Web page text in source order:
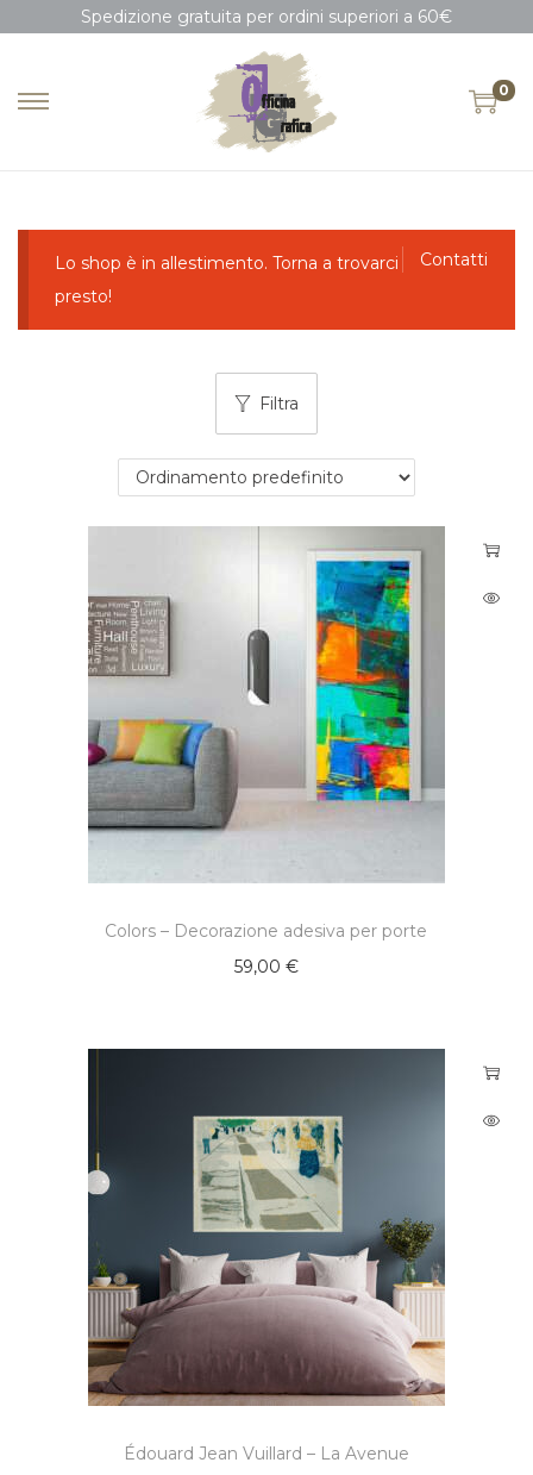
Spedizione gratuita per ordini superiori a 60€
0
Contatti
Lo shop è in allestimento. Torna a trovarci
presto!
Filtra
Colors – Decorazione adesiva per porte
59,00 €
Édouard Jean Vuillard – La Avenue